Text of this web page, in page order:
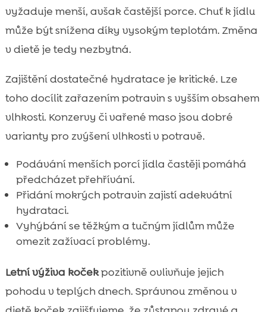
vyžaduje menší, avšak častější porce. Chuť k jídlu
může být snížena díky vysokým teplotám. Změna
v dietě je tedy nezbytná.
Zajištění dostatečné hydratace je kritické. Lze
toho docílit zařazením potravin s vyšším obsahem
vlhkosti. Konzervy či vařené maso jsou dobré
varianty pro zvýšení vlhkosti v potravě.
Podávání menších porcí jídla častěji pomáhá
předcházet přehřívání.
Přidání mokrých potravin zajistí adekvátní
hydrataci.
Vyhýbání se těžkým a tučným jídlům může
omezit zažívací problémy.
Letní výživa kočekpozitivně ovlivňuje jejich
pohodu v teplých dnech. Správnou změnou v